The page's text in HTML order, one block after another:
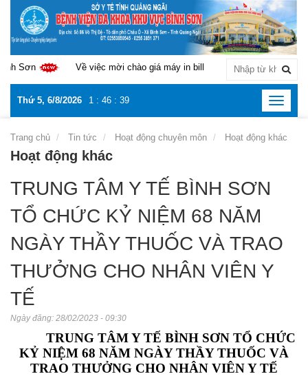
mời chào giá máy in bill phục vụ triển khai bệnh án điện tử tại Trung
Thứ 5, 6/8/2026 1 : 46 : 40
Toggle
Trang chủ Tin tức Hoạt động chuyên môn Hoạt động khác
Hoạt động khác
TRUNG TÂM Y TẾ BÌNH SƠN
TỔ CHỨC KỶ NIỆM 68 NĂM
NGÀY THẦY THUỐC VÀ TRAO
THƯỞNG CHO NHÂN VIÊN Y
TẾ
Ngày đăng: 28/02/2023 - 09:30
TRUNG TÂM Y TẾ BÌNH SƠN TỔ CHỨC
KỶ NIỆM 68 NĂM NGÀY THẦY THUỐC VÀ
TRAO THƯỞNG CHO NHÂN VIÊN Y TẾ